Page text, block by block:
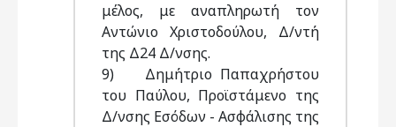
μέλος, με αναπληρωτή τον
Αντώνιο Χριστοδούλου, Δ/ντή
της Δ24 Δ/νσης.
9) Δημήτριο Παπαχρήστου
του Παύλου, Προϊστάμενο της
Δ/νσης Εσόδων - Ασφάλισης της